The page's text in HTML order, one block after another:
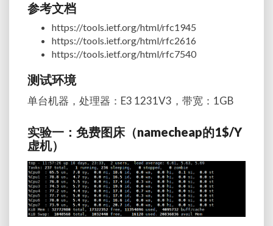
参考文档
https://tools.ietf.org/html/rfc1945
https://tools.ietf.org/html/rfc2616
https://tools.ietf.org/html/rfc7540
测试环境
单台机器，处理器：E3 1231V3，带宽：1GB
实验一：免费图床（namecheap的1$/Y
虚机）